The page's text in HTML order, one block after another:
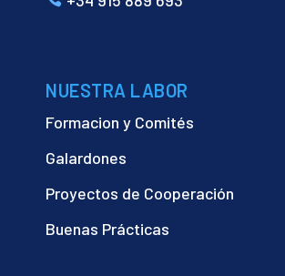
NUESTRA LABOR
Formacion y Comités
Galardones
Proyectos de Cooperación
Buenas Prácticas